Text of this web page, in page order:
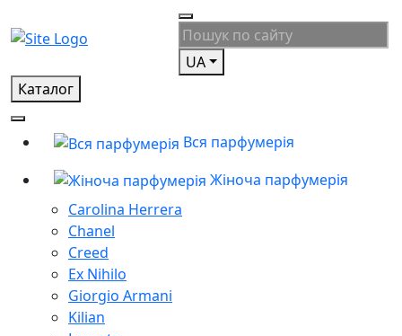
UA
Каталог
Вся парфумерія
Жіноча парфумерія
Carolina Herrera
Chanel
Creed
Ex Nihilo
Giorgio Armani
Kilian